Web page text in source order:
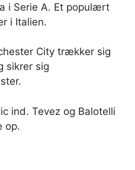
i Serie A. Et populært
i Italien.
City trækker sig
sikrer sig
ind. Tevez og Balotelli
op.